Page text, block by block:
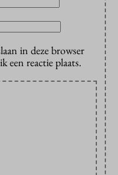
in deze browser
een reactie plaats.